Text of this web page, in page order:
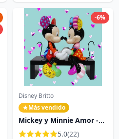
-6%
Disney Britto
Más vendido
Mickey y Minnie Amor -
Disney Britto5.0(22)